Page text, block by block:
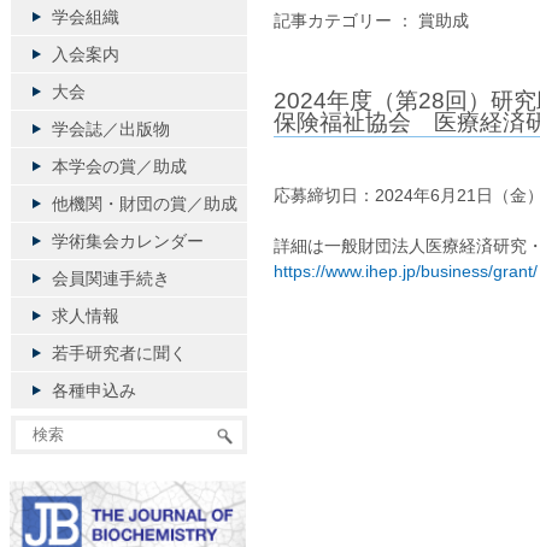
記事カテゴリー ： 賞助成
2024年度（第28回）研
保険福祉協会 医療経済
応募締切日：2024年6月21日（金
詳細は一般財団法人医療経済研究
https://www.ihep.jp/business/grant/
学会組織
入会案内
大会
学会誌／出版物
本学会の賞／助成
他機関・財団の賞／助成
学術集会カレンダー
会員関連手続き
求人情報
若手研究者に聞く
各種申込み